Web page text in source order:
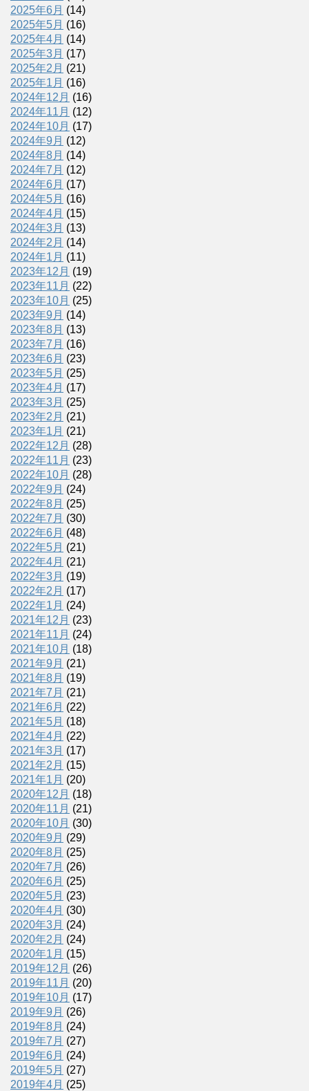
2025年6月 (14)
2025年5月 (16)
2025年4月 (14)
2025年3月 (17)
2025年2月 (21)
2025年1月 (16)
2024年12月 (16)
2024年11月 (12)
2024年10月 (17)
2024年9月 (12)
2024年8月 (14)
2024年7月 (12)
2024年6月 (17)
2024年5月 (16)
2024年4月 (15)
2024年3月 (13)
2024年2月 (14)
2024年1月 (11)
2023年12月 (19)
2023年11月 (22)
2023年10月 (25)
2023年9月 (14)
2023年8月 (13)
2023年7月 (16)
2023年6月 (23)
2023年5月 (25)
2023年4月 (17)
2023年3月 (25)
2023年2月 (21)
2023年1月 (21)
2022年12月 (28)
2022年11月 (23)
2022年10月 (28)
2022年9月 (24)
2022年8月 (25)
2022年7月 (30)
2022年6月 (48)
2022年5月 (21)
2022年4月 (21)
2022年3月 (19)
2022年2月 (17)
2022年1月 (24)
2021年12月 (23)
2021年11月 (24)
2021年10月 (18)
2021年9月 (21)
2021年8月 (19)
2021年7月 (21)
2021年6月 (22)
2021年5月 (18)
2021年4月 (22)
2021年3月 (17)
2021年2月 (15)
2021年1月 (20)
2020年12月 (18)
2020年11月 (21)
2020年10月 (30)
2020年9月 (29)
2020年8月 (25)
2020年7月 (26)
2020年6月 (25)
2020年5月 (23)
2020年4月 (30)
2020年3月 (24)
2020年2月 (24)
2020年1月 (15)
2019年12月 (26)
2019年11月 (20)
2019年10月 (17)
2019年9月 (26)
2019年8月 (24)
2019年7月 (27)
2019年6月 (24)
2019年5月 (27)
2019年4月 (25)